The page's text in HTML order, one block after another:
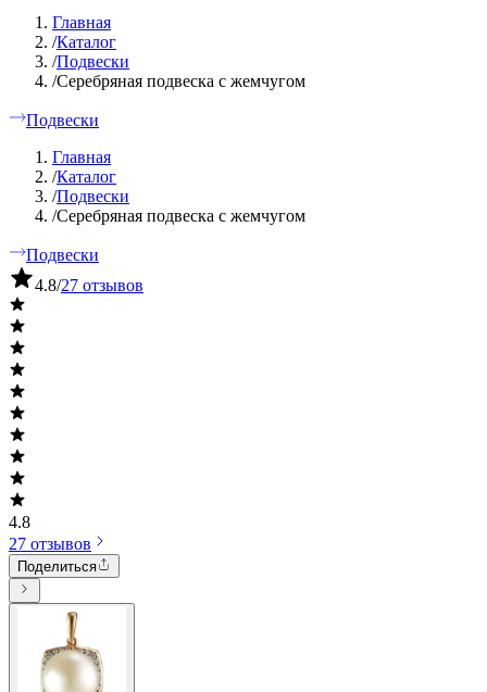
Главная
/Каталог
/Подвески
/Серебряная подвеска с жемчугом
Подвески
Главная
/Каталог
/Подвески
/Серебряная подвеска с жемчугом
Подвески
4.8/27 отзывов
4.8
27 отзывов
Поделиться